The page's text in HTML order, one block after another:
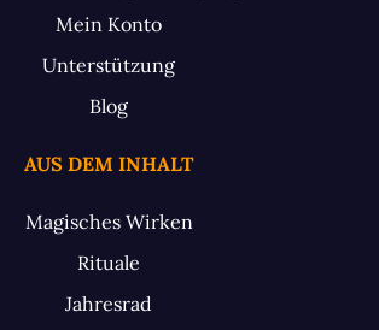
Mein Konto
Unterstützung
Blog
AUS DEM INHALT
Magisches Wirken
Rituale
Jahresrad